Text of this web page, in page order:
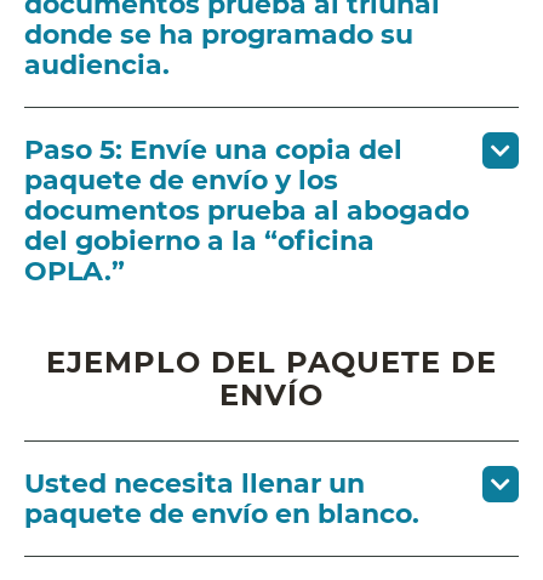
donde se ha programado su
audiencia.
Paso 5: Envíe una copia del
paquete de envío y los
documentos prueba al abogado
del gobierno a la “oficina
OPLA.”
EJEMPLO DEL PAQUETE DE
ENVÍO
Usted necesita llenar un
paquete de envío en blanco.